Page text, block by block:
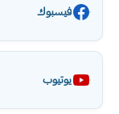
فيسبوك
يوتيوب